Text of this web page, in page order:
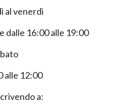
al venerdì
dalle 16:00 alle 19:00
alle 12:00
a: